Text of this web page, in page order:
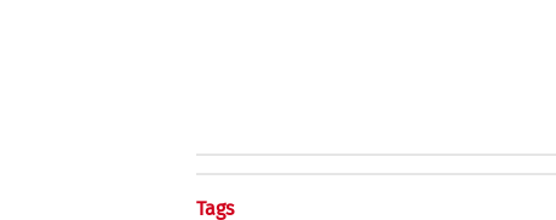
Tags